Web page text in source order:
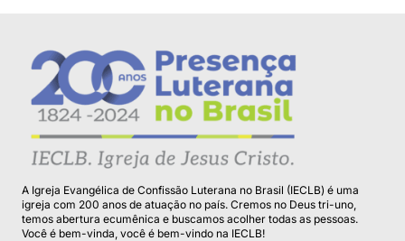
A Igreja Evangélica de Confissão Luterana no Brasil (IECLB) é uma
igreja com 200 anos de atuação no país. Cremos no Deus tri-uno,
temos abertura ecumênica e buscamos acolher todas as pessoas.
Você é bem-vinda, você é bem-vindo na IECLB!